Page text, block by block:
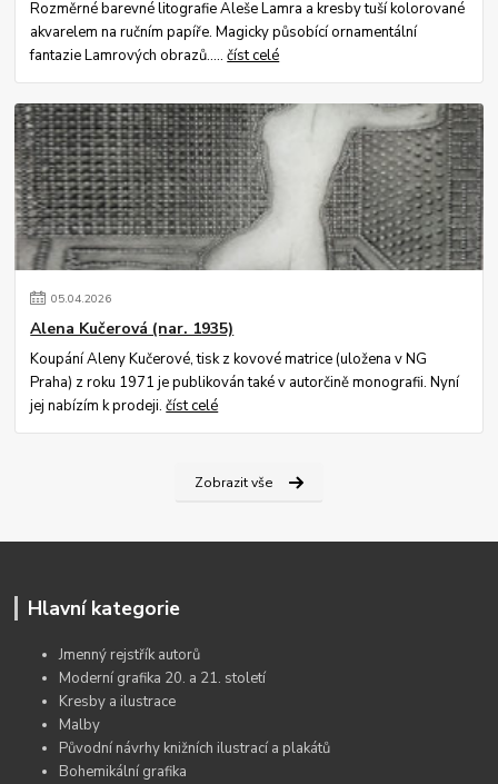
Rozměrné barevné litografie Aleše Lamra a kresby tuší kolorované
akvarelem na ručním papíře. Magicky působící ornamentální
fantazie Lamrových obrazů.....číst celé
05.04.2026
Alena Kučerová (nar. 1935)
Koupání Aleny Kučerové, tisk z kovové matrice (uložena v NG
Praha) z roku 1971 je publikován také v autorčině monografii. Nyní
jej nabízím k prodeji.číst celé
Zobrazit vše
Hlavní kategorie
Jmenný rejstřík autorů
Moderní grafika 20. a 21. století
Kresby a ilustrace
Malby
Původní návrhy knižních ilustrací a plakátů
Bohemikální grafika